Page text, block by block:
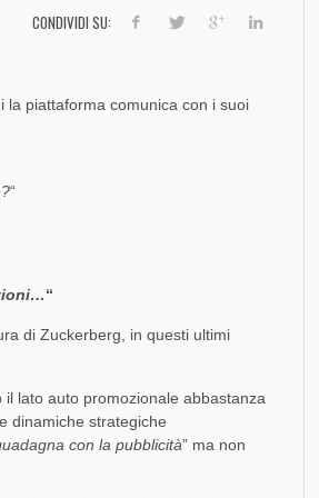
1 AGOSTO 2017[SLIDE + RIFLESSIONI]
TRA PIATTAFORME
CONDIVIDI SU:
la piattaforma comunica con i suoi
“
“
di Zuckerberg, in questi ultimi
lato auto promozionale abbastanza
dinamiche strategiche
con la pubblicità” ma non